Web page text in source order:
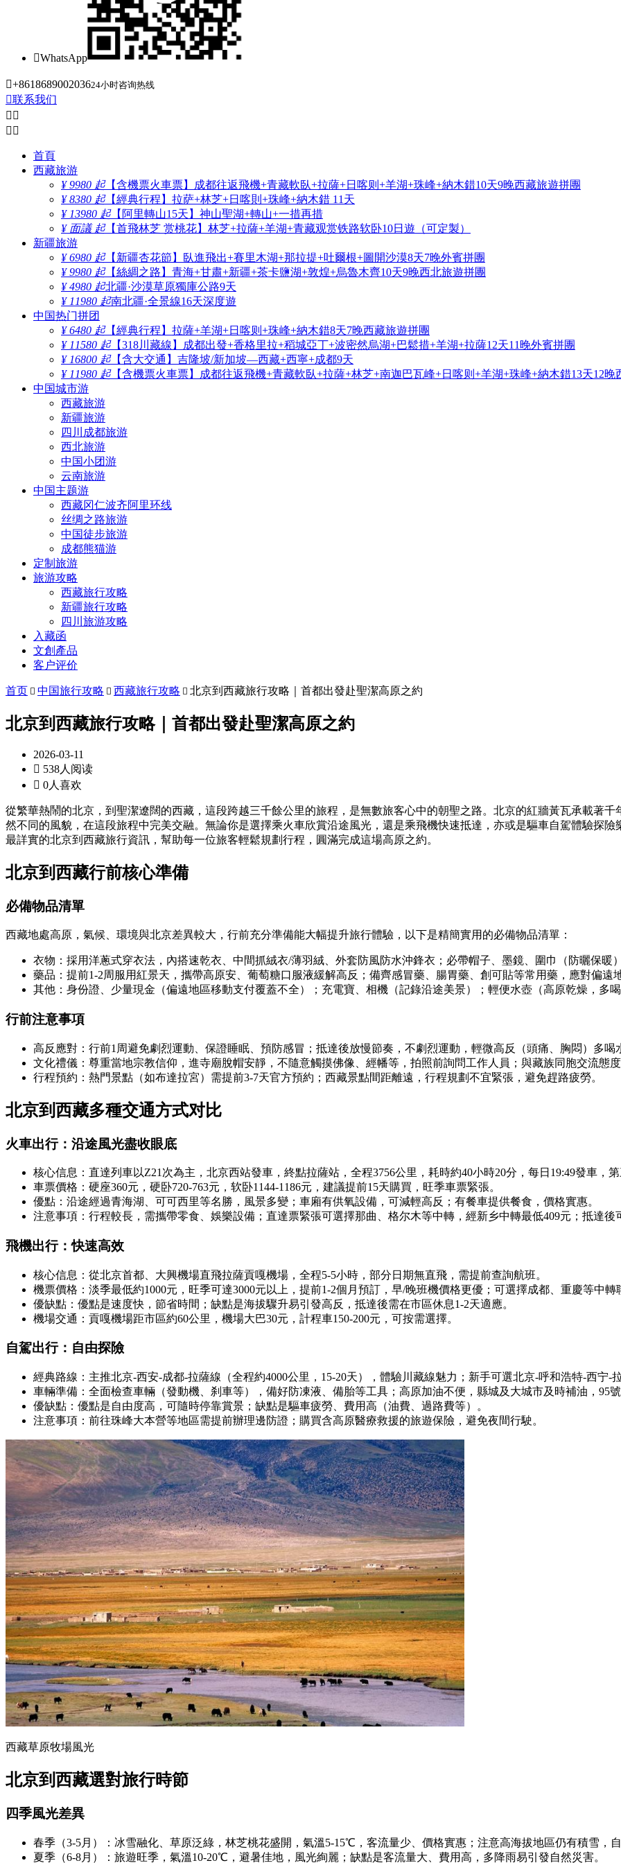
WhatsApp
+861868900203624小时咨询热线
联系我们
 
 
首頁
西藏旅游
¥ 9980 起【含機票火車票】成都往返飛機+青藏軟臥+拉薩+日喀则+羊湖+珠峰+納木錯10天9晚西藏旅遊拼團
¥ 8380 起【經典行程】拉萨+林芝+日喀則+珠峰+納木錯 11天
¥ 13980 起【阿里轉山15天】神山聖湖+轉山+一措再措
¥ 面議 起【首飛林芝 赏桃花】林芝+拉薩+羊湖+青藏观赏铁路软卧10日遊（可定製）
新疆旅游
¥ 6980 起【新疆杏花節】臥進飛出+賽里木湖+那拉提+吐爾根+圖開沙漠8天7晚外賓拼團
¥ 9980 起【絲綢之路】青海+甘肅+新疆+茶卡鹽湖+敦煌+烏魯木齊10天9晚西北旅遊拼團
¥ 4980 起北疆·沙漠草原獨庫公路9天
¥ 11980 起南北疆·全景線16天深度遊
中国热门拼团
¥ 6480 起【經典行程】拉薩+羊湖+日喀则+珠峰+納木錯8天7晚西藏旅遊拼團
¥ 11580 起【318川藏線】成都出發+香格里拉+稻城亞丁+波密然烏湖+巴鬆措+羊湖+拉薩12天11晚外賓拼團
¥ 16800 起【含大交通】吉隆坡/新加坡—西藏+西寧+成都9天
¥ 11980 起【含機票火車票】成都往返飛機+青藏軟臥+拉薩+林芝+南迦巴瓦峰+日喀则+羊湖+珠峰+納木錯13天12晚
中国城市游
西藏旅游
新疆旅游
四川成都旅游
西北旅游
中国小团游
云南旅游
中国主题游
西藏冈仁波齐阿里环线
丝绸之路旅游
中国徒步旅游
成都熊猫游
定制旅游
旅游攻略
西藏旅行攻略
新疆旅行攻略
四川旅游攻略
入藏函
文創產品
客户评价
首页  中国旅行攻略  西藏旅行攻略  北京到西藏旅行攻略｜首都出發赴聖潔高原之約
北京到西藏旅行攻略｜首都出發赴聖潔高原之約
2026-03-11
 538人阅读
 0人喜欢
從繁華熱鬧的北京，到聖潔遼闊的西藏，這段跨越三千餘公里的旅程，是無數旅客心中的朝聖之路。北京的紅牆黃瓦承載著
然不同的風貌，在這段旅程中完美交融。無論你是選擇乘火車欣賞沿途風光，還是乘飛機快速抵達，亦或是驅車自駕體驗探
最詳實的北京到西藏旅行資訊，幫助每一位旅客輕鬆規劃行程，圓滿完成這場高原之約。
北京到西藏行前核心準備
必備物品清單
西藏地處高原，氣候、環境與北京差異較大，行前充分準備能大幅提升旅行體驗，以下是精簡實用的必備物品清單：
衣物：採用洋蔥式穿衣法，內搭速乾衣、中間抓絨衣/薄羽絨、外套防風防水沖鋒衣；必帶帽子、墨鏡、圍巾（防曬保暖
藥品：提前1-2周服用紅景天，攜帶高原安、葡萄糖口服液緩解高反；備齊感冒藥、腸胃藥、創可貼等常用藥，應對偏遠
其他：身份證、少量現金（偏遠地區移動支付覆蓋不全）；充電寶、相機（記錄沿途美景）；輕便水壺（高原乾燥，多喝
行前注意事項
高反應對：行前1周避免劇烈運動、保證睡眠、預防感冒；抵達後放慢節奏，不劇烈運動，輕微高反（頭痛、胸悶）多喝
文化禮儀：尊重當地宗教信仰，進寺廟脫帽安靜，不隨意觸摸佛像、經幡等，拍照前詢問工作人員；與藏族同胞交流態度
行程預約：熱門景點（如布達拉宮）需提前3-7天官方預約；西藏景點間距離遠，行程規劃不宜緊張，避免趕路疲勞。
北京到西藏多種交通方式对比
火車出行：沿途風光盡收眼底
核心信息：直達列車以Z21次為主，北京西站發車，終點拉薩站，全程3756公里，耗時約40小時20分，每日19:49發車，第
車票價格：硬座360元，硬卧720-763元，软卧1144-1186元，建議提前15天購買，旺季車票緊張。
優點：沿途經過青海湖、可可西里等名勝，風景多變；車廂有供氧設備，可減輕高反；有餐車提供餐食，價格實惠。
注意事項：行程較長，需攜帶零食、娛樂設備；直達票緊張可選擇那曲、格尔木等中轉，經新乡中轉最低409元；抵達後
飛機出行：快速高效
核心信息：從北京首都、大興機場直飛拉薩貢嘎機場，全程5-5小時，部分日期無直飛，需提前查詢航班。
機票價格：淡季最低約1000元，旺季可達3000元以上，提前1-2個月預訂，早/晚班機價格更優；可選擇成都、重慶等中轉
優缺點：優點是速度快，節省時間；缺點是海拔驟升易引發高反，抵達後需在市區休息1-2天適應。
機場交通：貢嘎機場距市區約60公里，機場大巴30元，計程車150-200元，可按需選擇。
自駕出行：自由探險
經典路線：主推北京-西安-成都-拉薩線（全程約4000公里，15-20天），體驗川藏線魅力；新手可選北京-呼和浩特-西宁-
車輛準備：全面檢查車輛（發動機、刹車等），備好防凍液、備胎等工具；高原加油不便，縣城及大城市及時補油，95
優缺點：優點是自由度高，可隨時停靠賞景；缺點是驅車疲勞、費用高（油費、過路費等）。
注意事項：前往珠峰大本營等地區需提前辦理邊防證；購買含高原醫療救援的旅遊保險，避免夜間行駛。
西藏草原牧場風光
北京到西藏選對旅行時節
四季風光差異
春季（3-5月）：冰雪融化、草原泛綠，林芝桃花盛開，氣溫5-15℃，客流量少、價格實惠；注意高海拔地區仍有積雪，自
夏季（6-8月）：旅遊旺季，氣溫10-20℃，避暑佳地，風光絢麗；缺點是客流量大、費用高，多降雨易引發自然災害。